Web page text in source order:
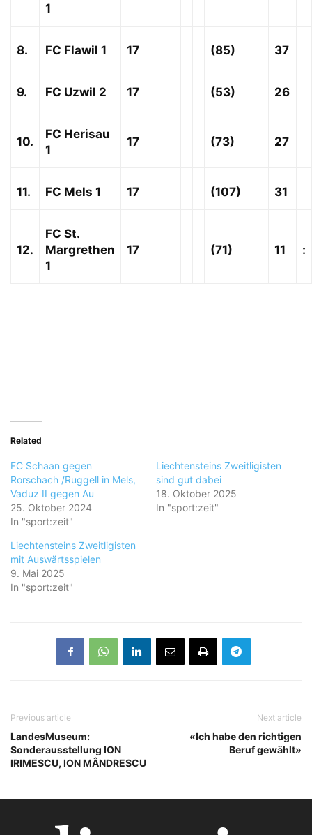
1
8. FC Flawil 1 17 (85) 37
9. FC Uzwil 2 17 (53) 26
10.
FC Herisau
1
17 (73) 27
11. FC Mels 1 17 (107) 31
12.
FC St.
Margrethen
1
17 (71) 11 :
Related
FC Schaan gegen
Rorschach /Ruggell in Mels,
Vaduz II gegen Au
25. Oktober 2024
In "sport:zeit"
Liechtensteins Zweitligisten
sind gut dabei
18. Oktober 2025
In "sport:zeit"
Liechtensteins Zweitligisten
mit Auswärtsspielen
9. Mai 2025
In "sport:zeit"
Previous article
LandesMuseum:
Sonderausstellung ION
IRIMESCU, ION MÂNDRESCU
Next article
«Ich habe den richtigen
Beruf gewählt»